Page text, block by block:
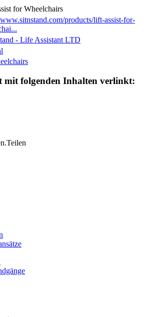
for Wheelchairs
products/lift-assist-for-
- Life Assistant LTD
mit folgenden Inhalten verlinkt: